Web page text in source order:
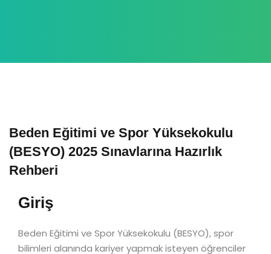
Beden Eğitimi ve Spor Yüksekokulu
(BESYO) 2025 Sınavlarına Hazırlık
Rehberi
Giriş
Beden Eğitimi ve Spor Yüksekokulu (BESYO), spor
bilimleri alanında kariyer yapmak isteyen öğrenciler